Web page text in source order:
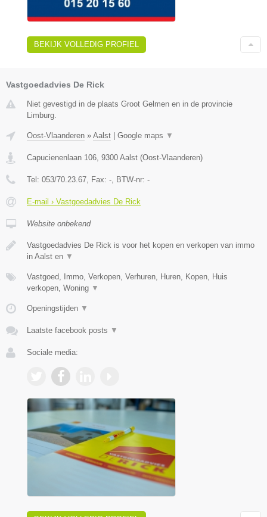
BEKIJK VOLLEDIG PROFIEL
Vastgoedadvies De Rick
Niet gevestigd in de plaats Groot Gelmen en in de provincie
Limburg.
Oost-Vlaanderen » Aalst Google maps ▼
Capucienenlaan 106 9300 Aalst (Oost-Vlaanderen)
Tel: 053/70.23.67 , Fax: - , BTW-nr: -
E-mail › Vastgoedadvies De Rick
Website onbekend
Vastgoedadvies De Rick is voor het kopen en verkopen van immo
in Aalst en ▼
Vastgoed, Immo, Verkopen, Verhuren, Huren, Kopen, Huis
verkopen, Woning ▼
Openingstijden ▼
Laatste facebook posts ▼
Sociale media: